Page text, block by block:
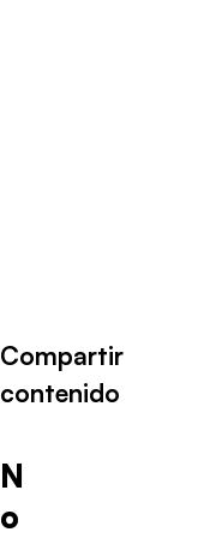
Compartir
contenido
N
o